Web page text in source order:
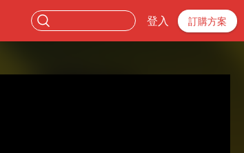
登入 訂購方案